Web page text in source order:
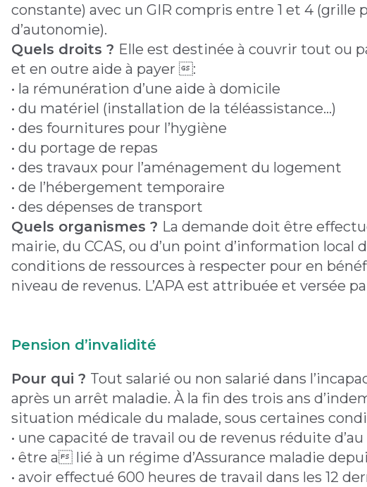
constante) avec un GIR compris entre 1 et 4
d’autonomie).
Quels droits ? Elle est destinée à couvrir tout ou
et en outre aide à payer :
• la rémunération d’une aide à domicile
• du matériel (installation de la téléassistance…)
• des fournitures pour l’hygiène
• du portage de repas
• des travaux pour l’aménagement du logement
• de l’hébergement temporaire
• des dépenses de transport
Quels organismes ? La demande doit être
mairie, du CCAS, ou d’un point d’information local
conditions de ressources à respecter pour en
niveau de revenus. L’APA est attribuée et versée
Pension d’invalidité
Pour qui ? Tout salarié ou non salarié dans
après un arrêt maladie. À la fin des trois ans
situation médicale du malade, sous certaines
• une capacité de travail ou de revenus réduite
• être a lié à un régime d’Assurance maladie
• avoir effectué 600 heures de travail dans les 12